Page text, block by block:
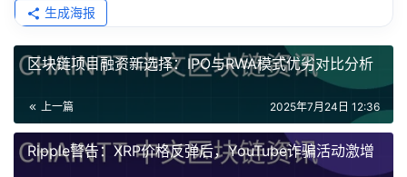
生成海报
区块链项目融资新选择：IPO与RWA模式优劣对比分析
上一篇 2025年7月24日 12:36
Ripple警告：XRP价格反弹后，YouTube诈骗活动激增